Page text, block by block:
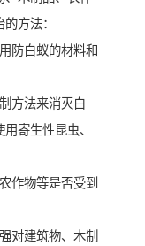
方法：
防白蚁的材料和
方法来消灭白
寄生性昆虫、
作物等是否受到
对建筑物、木制